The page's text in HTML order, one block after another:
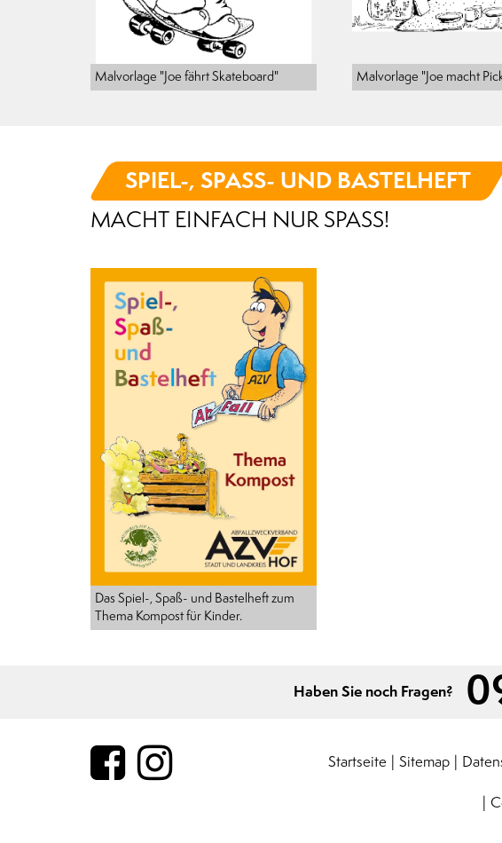
Malvorlage "Joe fährt Skateboard" Malvorlage "Joe macht
SPIEL-, SPASS- UND BASTELHEFT
MACHT EINFACH NUR SPASS!
Das Spiel-, Spaß- und Bastelheft zum
Thema Kompost für Kinder.
Haben Sie noch Fragen?
Startseite Sitemap